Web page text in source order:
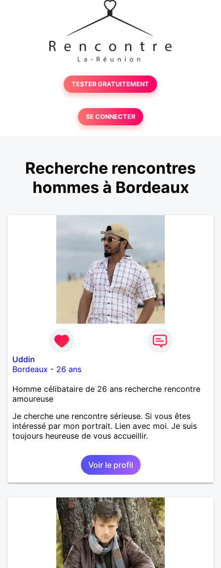
TESTER GRATUITEMENT
SE CONNECTER
Recherche rencontres
hommes à Bordeaux
Uddin
Bordeaux - 26 ans
Homme célibataire de 26 ans recherche rencontre
amoureuse
Je cherche une rencontre sérieuse. Si vous êtes
intéressé par mon portrait. Lien avec moi. Je suis
toujours heureuse de vous accueillir.
Voir le profil